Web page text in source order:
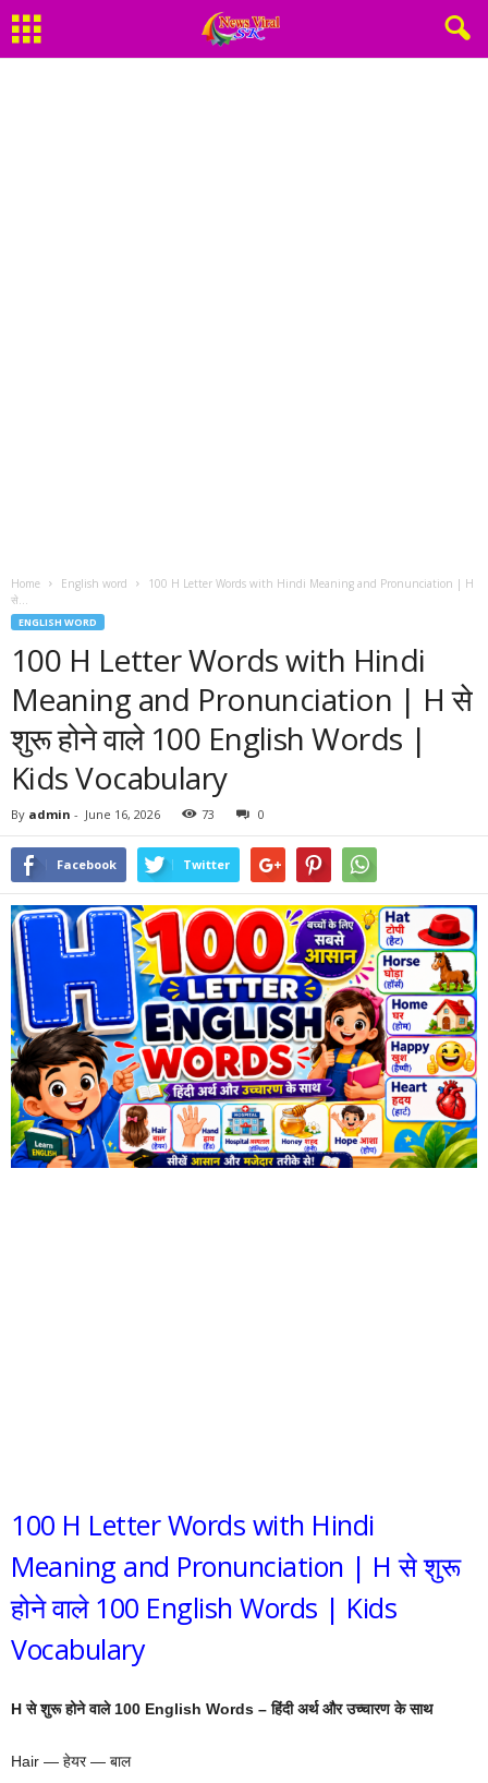
Home English word
100 H Letter Words with Hindi Meaning and Pronunciation | H
से...
ENGLISH WORD
100 H Letter Words with Hindi
Meaning and Pronunciation | H से
शुरू होने वाले 100 English Words |
Kids Vocabulary
By admin - June 16, 2026 73 0
Facebook Twitter
100 H Letter Words with Hindi
Meaning and Pronunciation | H से शुरू
होने वाले 100 English Words | Kids
Vocabulary
H से शुरू होने वाले 100 English Words – हिंदी अर्थ और उच्चारण के साथ
Hair — हेयर — बाल